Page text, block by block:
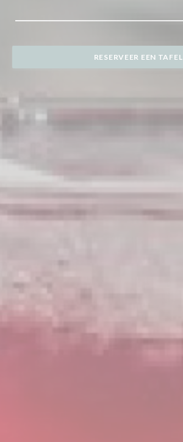
RESERVEER EEN TAFEL